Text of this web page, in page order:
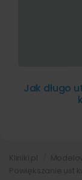
Jak długo